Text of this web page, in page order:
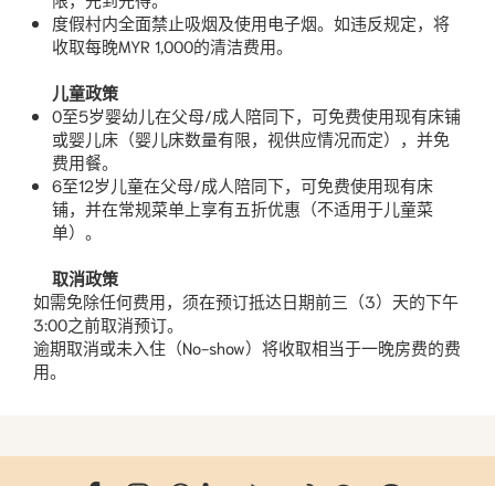
度假村内全面禁止吸烟及使用电子烟。如违反规定，将
收取每晚MYR 1,000的清洁费用。
儿童政策
0至5岁婴幼儿在父母/成人陪同下，可免费使用现有床铺
或婴儿床（婴儿床数量有限，视供应情况而定），并免
费用餐。
6至12岁儿童在父母/成人陪同下，可免费使用现有床
铺，并在常规菜单上享有五折优惠（不适用于儿童菜
单）。
取消政策
如需免除任何费用，须在预订抵达日期前三（3）天的下午
3:00之前取消预订。
逾期取消或未入住（No-show）将收取相当于一晚房费的费
用。